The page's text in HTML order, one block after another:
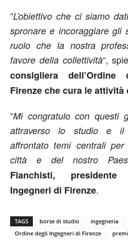
“L’obiettivo che ci siamo
spronare e incoraggiare gli
ruolo che la nostra
favore della collettività“,
consigliera
Firenze che cura le
“Mi congratulo con questi
attraverso lo studio e il
affrontato temi centrali
città e del nostro
Fianchisti, presidente
Ingegneri di Firenze.
TAGS borse di studio ingegneria
Ordine degli Ingegneri di Firenze
premi